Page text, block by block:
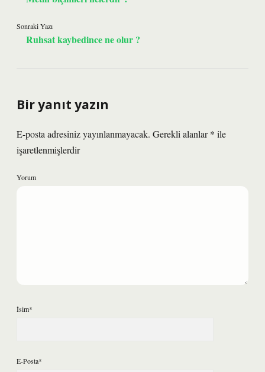
Sonraki Yazı
Ruhsat kaybedince ne olur ?
Bir yanıt yazın
E-posta adresiniz yayınlanmayacak. Gerekli alanlar* ile
işaretlenmişlerdir
Yorum
İsim*
E-Posta*